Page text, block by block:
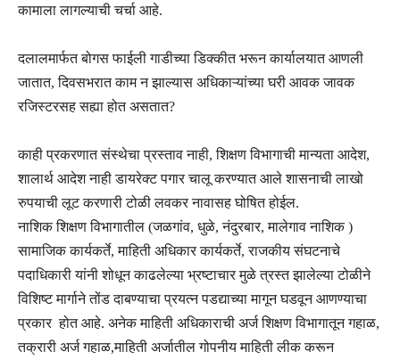
कामाला लागल्याची चर्चा आहे.
दलालमार्फत बोगस फाईली गाडीच्या डिक्कीत भरून कार्यालयात आणली
जातात, दिवसभरात काम न झाल्यास अधिकाऱ्यांच्या घरी आवक जावक
रजिस्टरसह सह्या होत असतात?
काही प्रकरणात संस्थेचा प्रस्ताव नाही, शिक्षण विभागाची मान्यता आदेश,
शालार्थ आदेश नाही डायरेक्ट पगार चालू करण्यात आले शासनाची लाखो
रुपयाची लूट करणारी टोळी लवकर नावासह घोषित होईल.
नाशिक शिक्षण विभागातील (जळगांव, धुळे, नंदुरबार, मालेगाव नाशिक )
सामाजिक कार्यकर्ते, माहिती अधिकार कार्यकर्ते, राजकीय संघटनाचे
पदाधिकारी यांनी शोधून काढलेल्या भ्रष्टाचार मुळे त्रस्त झालेल्या टोळीने
विशिष्ट मार्गाने तोंड दाबण्याचा प्रयत्न पडद्याच्या मागून घडवून आणण्याचा
प्रकार होत आहे. अनेक माहिती अधिकाराची अर्ज शिक्षण विभागातून गहाळ,
तक्रारी अर्ज गहाळ,माहिती अर्जातील गोपनीय माहिती लीक करून